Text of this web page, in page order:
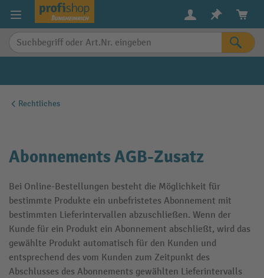
springen
Rechtliches
Abonnements AGB-Zusatz
Bei Online-Bestellungen besteht die Möglichkeit für
bestimmte Produkte ein unbefristetes Abonnement mit
bestimmten Lieferintervallen abzuschließen. Wenn der
Kunde für ein Produkt ein Abonnement abschließt, wird das
gewählte Produkt automatisch für den Kunden und
entsprechend des vom Kunden zum Zeitpunkt des
Abschlusses des Abonnements gewählten Lieferintervalls